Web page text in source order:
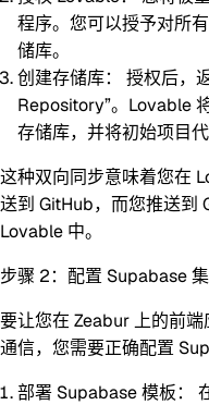
程序。您可以授予对所
储库。
创建存储库：
授权后，
Repository”。Lovable
存储库，并将初始项目代
这种双向同步意味着您在
送到 GitHub，而您推送到
Lovable 中。
步骤 2：配置 Supabase
要让您在 Zeabur 上的前
通信，您需要正确配置
部署 Supabase 模板：